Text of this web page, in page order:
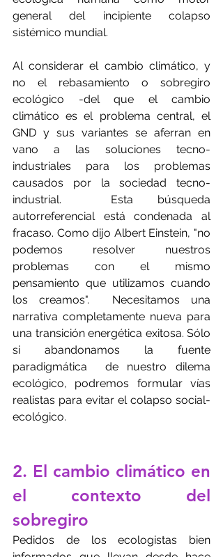
general del incipiente colapso
sistémico mundial.
Al considerar el cambio climático, y
no el rebasamiento o sobregiro
ecológico -del que el cambio
climático es el problema central, el
GND y sus variantes se aferran en
vano a las soluciones tecno-
industriales para los problemas
causados por la sociedad tecno-
industrial.  Esta búsqueda
autorreferencial está condenada al
fracaso. Como dijo Albert Einstein, "no
podemos resolver nuestros
problemas con el mismo
pensamiento que utilizamos cuando
los creamos".  Necesitamos una
narrativa completamente nueva para
una transición energética exitosa. Sólo
si abandonamos la fuente
paradigmática  de nuestro dilema
ecológico, podremos formular vías
realistas para evitar el colapso social-
ecológico.
2. El cambio climático en
el contexto del
sobregiro
Pedidos de los ecologistas bien